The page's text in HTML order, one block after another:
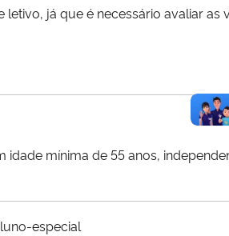
já que é necessário avaliar as
idade mínima de 55 anos,
especial